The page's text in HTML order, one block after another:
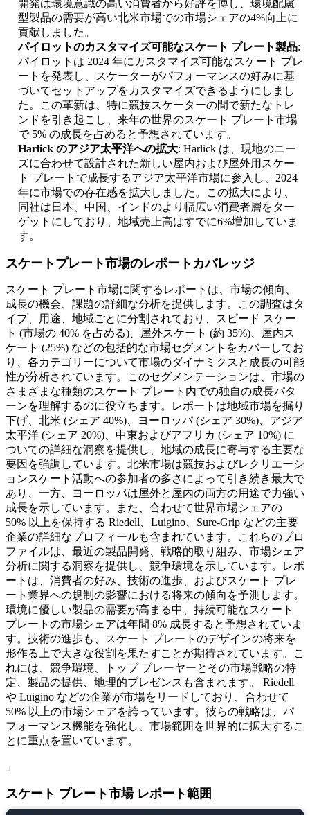
開発は環境意識の高い消費者から好評を博し、環境配慮
型製品の需要が高い北米市場での市場シェアの4%向上に
貢献しました。
パイロットのカスタマイズ可能なスケート プレート製品:
パイロットは 2024 年にカスタマイズ可能なスケート プレ
ートを発表し、スケーターがパフォーマンスの好みに基
づいてセットアップをカスタマイズできるようにしまし
た。この革新は、特に競技スケーターの間で新たなトレ
ンドを引き起こし、来年の世界のスケート プレート市場
で 5% の成長を占めると予想されています。
Harlick のアジア太平洋への拡大: Harlick は、現地のニー
ズに合わせて設計された新しい屋内および屋外用スケー
ト プレートで成長するアジア太平洋市場に参入し、2024
年に市場での存在感を拡大しました。この拡大により、
同社は日本、中国、インドのより幅広い消費者層をター
ゲットにしており、地域売上高はすでに6%増加していま
す。
スケートプレート市場のレポートカバレッジ
スケート プレート市場に関するレポートは、市場の傾向、
成長の機会、課題の詳細な分析を提供します。この調査はタ
イプ、用途、地域ごとに分割されており、スピード スケー
ト (市場の 40% を占める)、屋外スケート (約 35%)、屋内ス
ケート (25%) などの包括的な市場セグメントをカバーしてお
り、各カテゴリーについて市場のダイナミクスと成長の可能
性が分析されています。このセグメンテーションは、市場の
さまざまな種類のスケート プレート内での独自の成長パタ
ーンを理解するのに役立ちます。レポートは地域市場を掘り
下げ、北米 (シェア 40%)、ヨーロッパ (シェア 30%)、アジア
太平洋 (シェア 20%)、中東およびアフリカ (シェア 10%) に
ついての詳細な洞察を提供し、地域の成長に寄与する主要な
要因を強調しています。北米市場は競技およびレクリエーシ
ョンスケート活動への参加者の多さによって引き続き最大で
あり、一方、ヨーロッパは屋外と屋内の両方の用途で力強い
成長を示しています。また、合わせて世界市場シェアの
50% 以上を保持する Riedell、Luigino、Sure-Grip などの主要
企業の詳細なプロフィールも含まれています。これらのプロ
ファイルは、最近の製品開発、戦略的取り組み、市場シェア
分析に関する洞察を提供し、競争環境を示しています。レポ
ートは、消費者の好み、技術の進歩、およびスケート プレ
ート業界への規制の影響における将来の傾向を予測します。
環境に優しい製品の需要が高まる中、持続可能なスケート
プレートの市場シェアは年間 8% 成長すると予想されていま
す。技術の進歩も、スケート プレートのデザインの将来を
形作る上で大きな役割を果たすことが期待されています。こ
れには、競争環境、トップ プレーヤーとその市場戦略の特
定、製品の提供、地理的プレゼンスも含まれます。 Riedell
や Luigino などの企業が市場をリードしており、合わせて
50% 以上の市場シェアを誇っています。彼らの戦略は、パ
フォーマンス機能を強化し、市場範囲を世界的に拡大するこ
とに重点を置いています。
」
スケート プレート市場 レポート範囲